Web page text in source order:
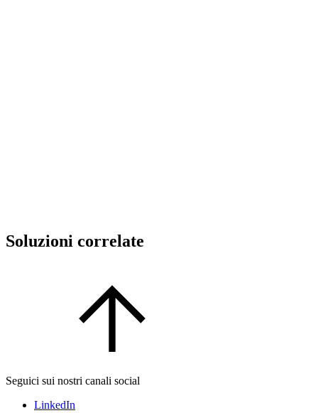
Soluzioni correlate
Seguici sui nostri canali social
LinkedIn